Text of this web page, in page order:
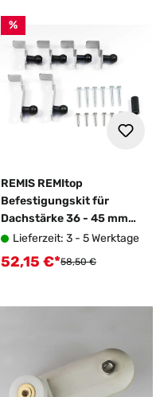
%
REMIS REMItop
Befestigungskit für
Dachstärke 36 - 45 mm
für REMItop Vario II 40x40
cm
Lieferzeit: 3 - 5 Werktage
Verkaufspreis:
52,15 €*Regulärer Preis:
58,50 €